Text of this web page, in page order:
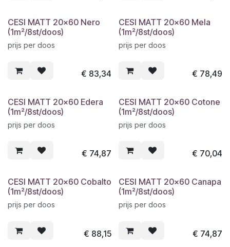
CESI MATT 20x60 Nero
(1m²/8st/doos)
prijs per doos
€ 83,34
CESI MATT 20x60 Mela
(1m²/8st/doos)
prijs per doos
€ 78,49
CESI MATT 20x60 Edera
(1m²/8st/doos)
prijs per doos
€ 74,87
CESI MATT 20x60 Cotone
(1m²/8st/doos)
prijs per doos
€ 70,04
CESI MATT 20x60 Cobalto
(1m²/8st/doos)
prijs per doos
€ 88,15
CESI MATT 20x60 Canapa
(1m²/8st/doos)
prijs per doos
€ 74,87